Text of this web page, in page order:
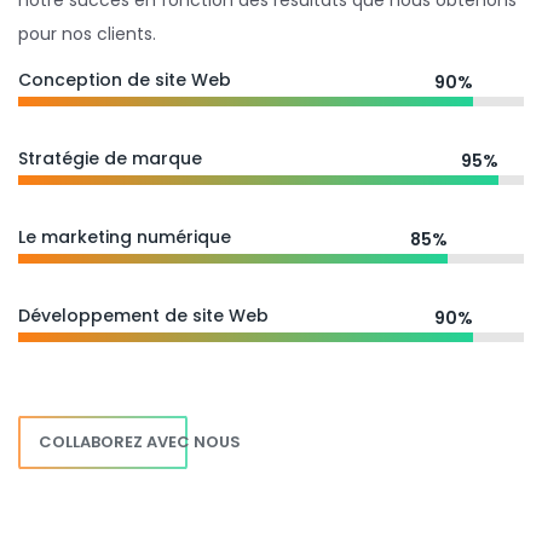
pour nos clients.
Conception de site Web
90%
Stratégie de marque 95%
Le marketing numérique 85%
Développement de site Web 90%
COLLABOREZ AVEC NOUS